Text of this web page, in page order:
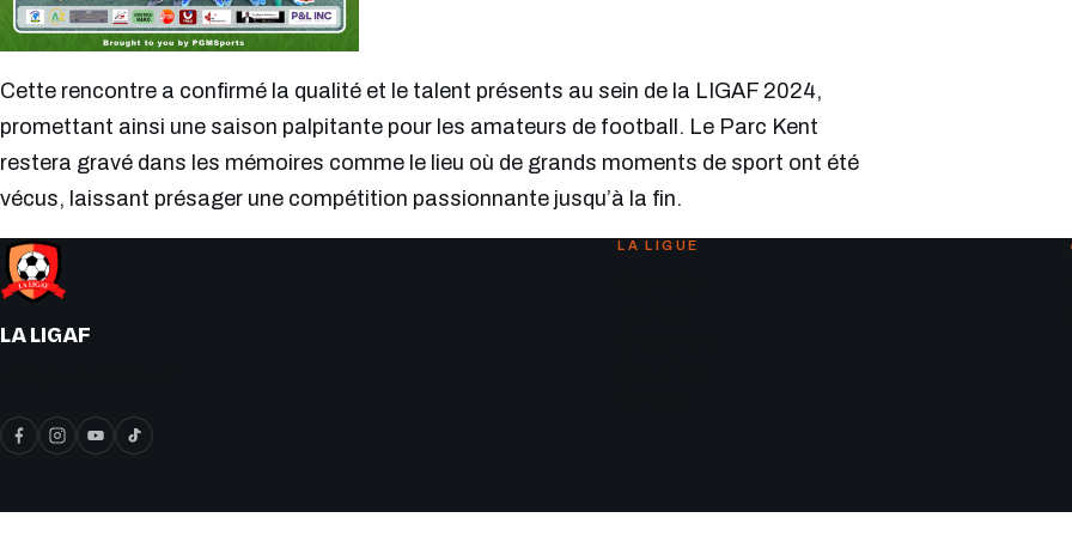
Cette rencontre a confirmé la qualité et le talent présents au sein de la LIGAF 2024,
promettant ainsi une saison palpitante pour les amateurs de football. Le Parc Kent
restera gravé dans les mémoires comme le lieu où de grands moments de sport ont été
vécus, laissant présager une compétition passionnante jusqu’à la fin.
LA LIGAF
LA LIGUE